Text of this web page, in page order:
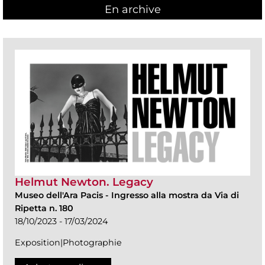
En archive
Helmut Newton. Legacy
Museo dell'Ara Pacis - Ingresso alla mostra da Via di
Ripetta n. 180
18/10/2023 - 17/03/2024
Exposition|Photographie